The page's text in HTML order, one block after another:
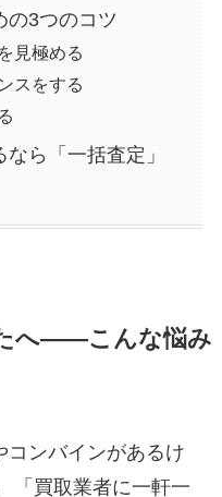
の3つのコツ
見極める
スをする
ら「一括査定」
へ——こんな悩み
コンバインがあるけ
「買取業者に一軒一